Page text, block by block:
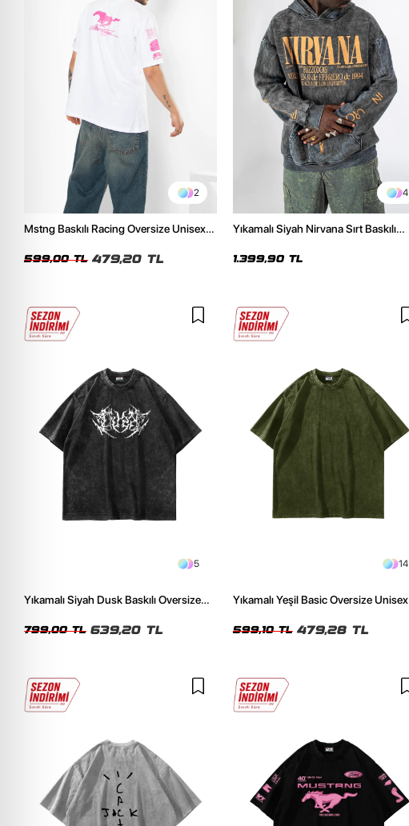
2
Mstng Baskılı Racing Oversize Unisex
599,00 TL 479,20 TL
4
Yıkamalı Siyah Nirvana Sırt Baskılı
1.399,90 TL
5
Yıkamalı Siyah Dusk Baskılı Oversize
799,00 TL 639,20 TL
14
Yıkamalı Yeşil Basic Oversize Unisex
599,10 TL 479,28 TL